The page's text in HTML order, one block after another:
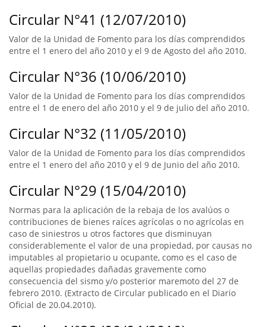
Circular N°41 (12/07/2010)
Valor de la Unidad de Fomento para los días comprendidos
entre el 1 enero del año 2010 y el 9 de Agosto del año 2010.
Circular N°36 (10/06/2010)
Valor de la Unidad de Fomento para los días comprendidos
entre el 1 de enero del año 2010 y el 9 de julio del año 2010.
Circular N°32 (11/05/2010)
Valor de la Unidad de Fomento para los días comprendidos
entre el 1 enero del año 2010 y el 9 de Junio del año 2010.
Circular N°29 (15/04/2010)
Normas para la aplicación de la rebaja de los avalúos o
contribuciones de bienes raíces agrícolas o no agrícolas en
caso de siniestros u otros factores que disminuyan
considerablemente el valor de una propiedad, por causas no
imputables al propietario u ocupante, como es el caso de
aquellas propiedades dañadas gravemente como
consecuencia del sismo y/o posterior maremoto del 27 de
febrero 2010. (Extracto de Circular publicado en el Diario
Oficial de 20.04.2010).